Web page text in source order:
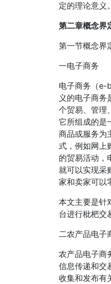
定的理论意义。
第二章概念界
第一节概念界
一电子商务
电子商务（e-
义的电子商务
个贸易、管理
它所组成的是
商品或服务为
式，例如网上
的贸易活动，
就可以实现采
家和卖家可以
本文主要是针
台进行枇杷交
二农产品电子
农产品电子商
信息传递和交
收集和发布有